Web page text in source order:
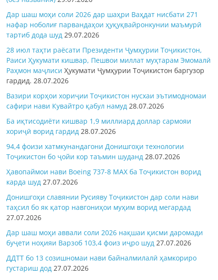
Дар шаш моҳи соли 2026 дар шаҳри Ваҳдат нисбати 271
нафар ноболиғ парвандаҳои ҳуқуқвайронкунии маъмурӣ
тартиб дода шуд 29.07.2026
28 июл таҳти раёсати Президенти Ҷумҳурии Тоҷикистон,
Раиси Ҳукумати кишвар, Пешвои миллат муҳтарам Эмомалӣ
Раҳмон маҷлисиҲукумати Ҷумҳурии Тоҷикистон баргузор
гардид.28.07.2026
Вазири корҳои хориҷии Тоҷикистон нусхаи эътимодномаи
сафири нави Кувайтро қабул намуд 28.07.2026
Ба иқтисодиёти кишвар 1,9 миллиард доллар сармояи
хориҷӣ ворид гардид 28.07.2026
94,4 фоизи хатмкунандагони Донишгоҳи технологии
Тоҷикистон бо ҷойи кор таъмин шуданд 28.07.2026
Ҳавопаймои нави Boeing 737-8 MAX ба Тоҷикистон ворид
карда шуд 27.07.2026
Донишгоҳи славянии Русияву Тоҷикистон дар соли нави
таҳсил бо як қатор навгониҳои муҳим ворид мегардад
27.07.2026
Дар шаш моҳи аввали соли 2026 нақшаи қисми даромади
буҷети ноҳияи Варзоб 103,4 фоиз иҷро шуд 27.07.2026
ДДТТ бо 13 созишномаи нави байналмилалӣ ҳамкориро
густариш дод 27.07.2026